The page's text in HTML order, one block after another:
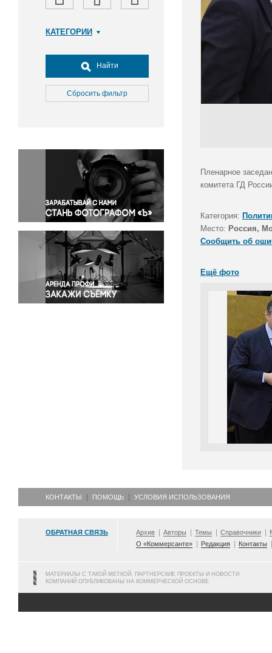
КАТЕГОРИИ
Досуг, туризм и отдых
Культура
Медицина
Окружающая среда
Политика
Правосудие
Происшествия и конфликты
Религия
Светская жизнь
Спорт
Экология
Экономика и бизнес
Найти
Сбросить фильтр
Пленарное
комитета ГД
Категория:
Место: Россия,
Сообщить об
Ещё фото
КОНТАКТЫ ПОМОЩЬ УСЛОВИЯ ИСПОЛЬЗОВАНИЯ
ОБРАТНАЯ СВЯЗЬ Архив Авторы Темы Справочники
О «Коммерсанте»
Редакция Контакты
МАТЕРИАЛЫ С ТАКОЙ МЕТКОЙ, ПАРТНЕРСКИЕ ПРОЕКТЫ И НОВОСТИ
КОМПАНИЙ ОПУБЛИКОВАНЫ НА КОММЕРЧЕСКОЙ ОСНОВЕ